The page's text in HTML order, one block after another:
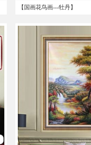
【 国画花鸟画---牡丹】